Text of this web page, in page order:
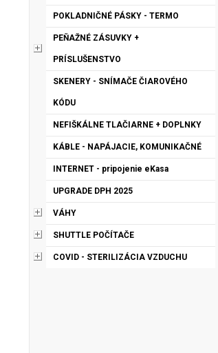
POKLADNIČNÉ PÁSKY - TERMO
PEŇAŽNÉ ZÁSUVKY +
PRÍSLUŠENSTVO
SKENERY - SNÍMAČE ČIAROVÉHO
KÓDU
NEFIŠKÁLNE TLAČIARNE + DOPLNKY
KÁBLE - NAPÁJACIE, KOMUNIKAČNÉ
INTERNET - pripojenie eKasa
UPGRADE DPH 2025
VÁHY
SHUTTLE POČÍTAČE
COVID - STERILIZÁCIA VZDUCHU